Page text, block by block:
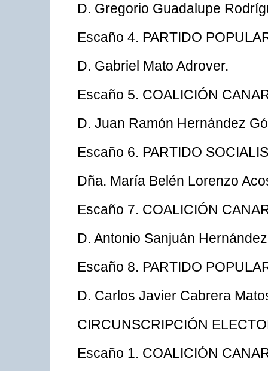
D. Gregorio Guadalupe
Escaño 4. PARTIDO
D. Gabriel Mato Adrover.
Escaño 5. COALICIÓN
D. Juan Ramón Hernández
Escaño 6. PARTIDO
Dña. María Belén Lorenzo
Escaño 7. COALICIÓN
D. Antonio Sanjuán
Escaño 8. PARTIDO
D. Carlos Javier Cabrera
CIRCUNSCRIPCIÓN
Escaño 1. COALICIÓN